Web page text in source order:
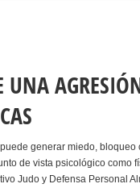
generar miedo,
de vista psicológico como
Judo y Defensa Personal